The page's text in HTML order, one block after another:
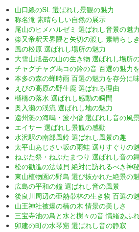
山口線のSL 選ばれし景観の魅力
称名滝 素晴らしい自然の展示
尾山のヒメハルゼミ 選ばれし音景の魅力
柴又帝釈天界隈と矢切の渡し 素晴らし
風の松原 選ばれし場所の魅力
大雪山旭岳の山の生き物 選ばれし場所
チャグチャグ馬コの鈴の音 百選の魅力
本多の森の蝉時雨 百選の魅力を存分に
えびの高原の野生鹿 選ばれる理由
樋橋の落水 選ばれし感動の瞬間
奥入瀬の渓流 選ばれし地の魅力
遠州灘の海鳴・波小僧 選ばれし音の風
エイサー 選ばれし景観の感動
水沢駅の南部風鈴 選ばれし風景の趣
太平山あじさい坂の雨蛙 選りすぐりの
ねぶた祭・ねぷたまつり 選ばれし音の
松の勧進の法螺貝 絶対に訪れるべき神
東山植物園の野鳥 選び抜かれた絶景の
広島の平和の鐘 選ばれし音の風景
後良川周辺の亜熱帯林の生き物 百選の
山王神社被爆の楠の木 情景の美しさ
三宝寺池の鳥と水と樹々の音 情緒あふ
卯建の町の水琴窟 選ばれし音の静寂